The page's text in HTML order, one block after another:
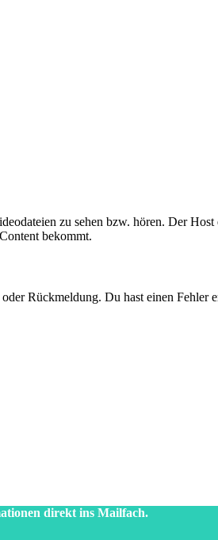
zu sehen bzw. hören. Der
bekommt.
Rückmeldung. Du hast einen Fehler
direkt ins Mailfach.